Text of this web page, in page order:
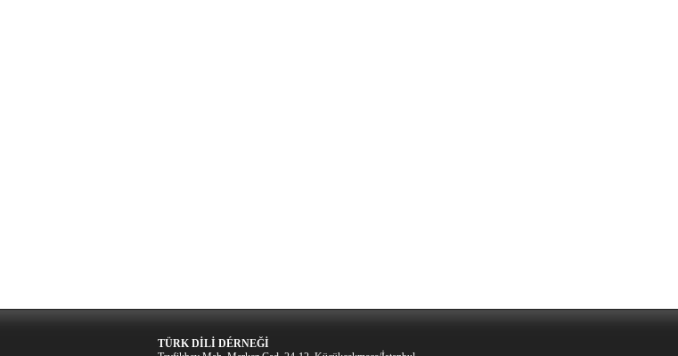
TÜRK DİLİ DÉRNEĞİ